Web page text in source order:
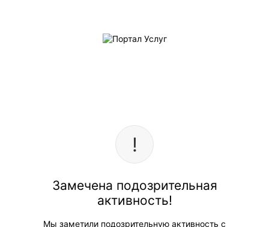
Замечена подозрительная
активность!
Мы заметили подозрительную активность с